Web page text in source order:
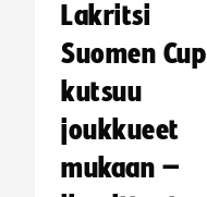
Lakritsi
Suomen Cup
kutsuu
joukkueet
mukaan –